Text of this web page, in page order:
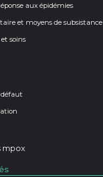
aux épidémies
et moyens de subsistance
soins
mpox